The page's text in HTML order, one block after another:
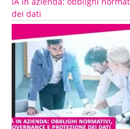
dei dati